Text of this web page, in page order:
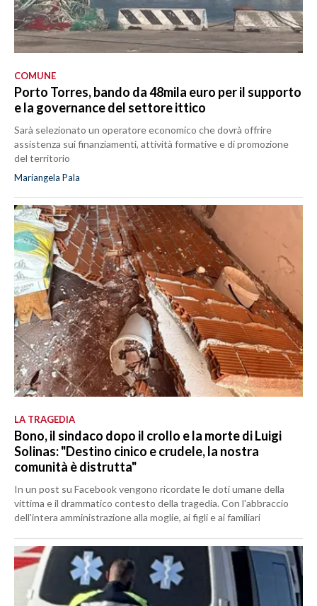
COMUNE
Porto Torres, bando da 48mila euro per il supporto
e la governance del settore ittico
Sarà selezionato un operatore economico che dovrà offrire
assistenza sui finanziamenti, attività formative e di promozione
del territorio
Mariangela Pala
LA TRAGEDIA
Bono, il sindaco dopo il crollo e la morte di Luigi
Solinas: "Destino cinico e crudele, la nostra
comunità è distrutta"
In un post su Facebook vengono ricordate le doti umane della
vittima e il drammatico contesto della tragedia. Con l'abbraccio
dell'intera amministrazione alla moglie, ai figli e ai familiari